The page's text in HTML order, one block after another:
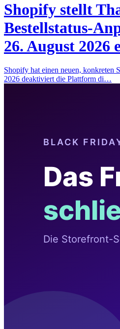
Shopify stellt
Bestellstatus-
26. August 2026
Shopify hat einen neuen, konkreten
2026 deaktiviert die Plattform di…